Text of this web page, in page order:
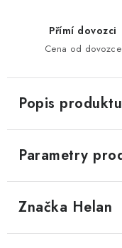
Přímí dovozci
Cena od dovozce
Popis produktu
Parametry
Značka Helan